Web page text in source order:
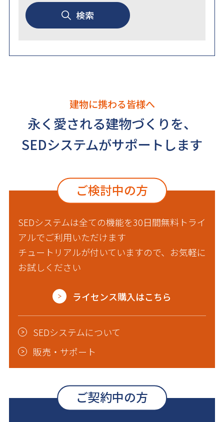
検索
建物に携わる皆様へ
永く愛される建物づくりを、
SEDシステムがサポートします
ご検討中の方
SEDシステムは全ての機能を30日間無料トライ
アルでご利用いただけます
チュートリアルが付いていますので、お気軽に
お試しください
ライセンス購入はこちら
SEDシステムについて
販売・サポート
ご契約中の方